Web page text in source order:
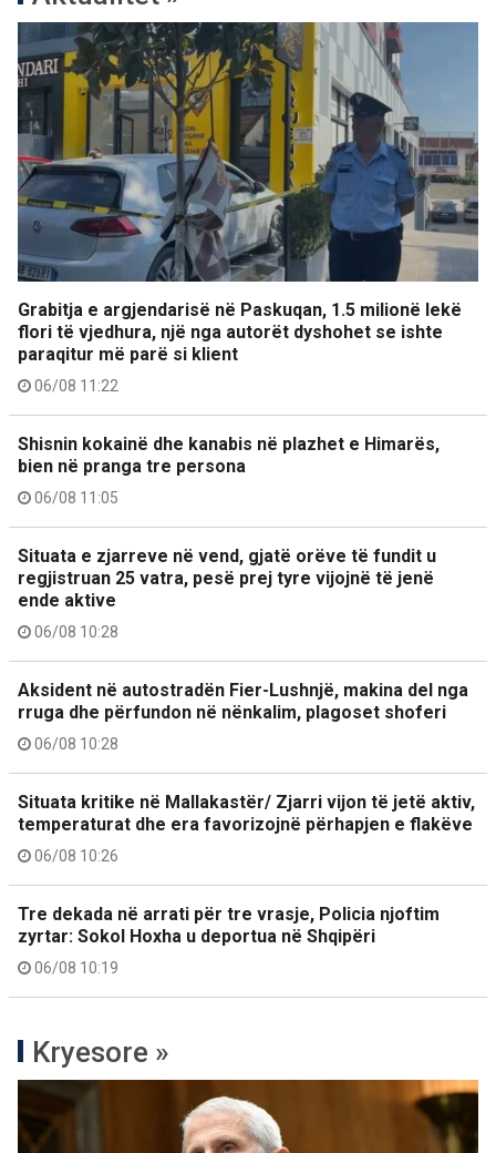
Grabitja e argjendarisë në Paskuqan, 1.5 milionë lekë
flori të vjedhura, një nga autorët dyshohet se ishte
paraqitur më parë si klient
06/08 11:22
Shisnin kokainë dhe kanabis në plazhet e Himarës,
bien në pranga tre persona
06/08 11:05
Situata e zjarreve në vend, gjatë orëve të fundit u
regjistruan 25 vatra, pesë prej tyre vijojnë të jenë
ende aktive
06/08 10:28
Aksident në autostradën Fier-Lushnjë, makina del nga
rruga dhe përfundon në nënkalim, plagoset shoferi
06/08 10:28
Situata kritike në Mallakastër/ Zjarri vijon të jetë aktiv,
temperaturat dhe era favorizojnë përhapjen e flakëve
06/08 10:26
Tre dekada në arrati për tre vrasje, Policia njoftim
zyrtar: Sokol Hoxha u deportua në Shqipëri
06/08 10:19
Kryesore »